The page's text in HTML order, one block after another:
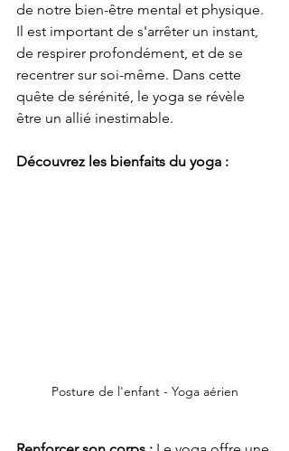
de notre bien-être mental et physique.
Il est important de s'arrêter un instant,
de respirer profondément, et de se
recentrer sur soi-même. Dans cette
quête de sérénité, le yoga se révèle
être un allié inestimable.
Découvrez les bienfaits du yoga :
Posture de l'enfant - Yoga aérien